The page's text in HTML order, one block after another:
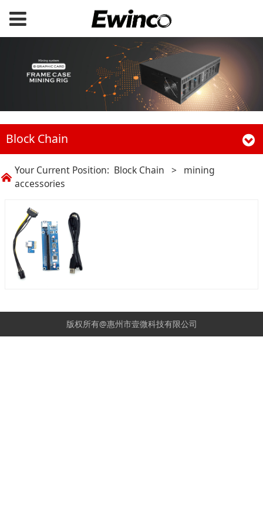
Block Chain
Your Current Position: Block Chain > mining
accessories
版权所有@惠州市壹微科技有限公司